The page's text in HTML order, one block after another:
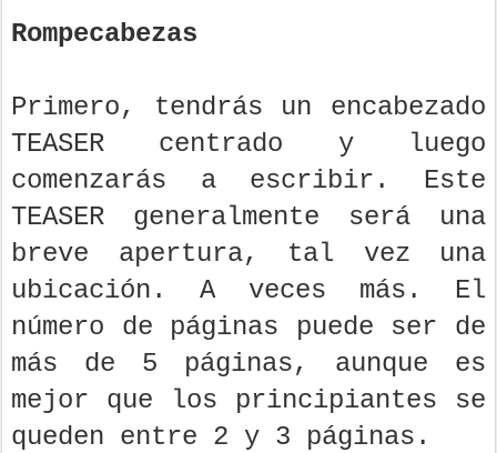
Rompecabezas
Primero, tendrás un encabezado
TEASER centrado y luego
comenzarás a escribir. Este
TEASER generalmente será una
breve apertura, tal vez una
ubicación. A veces más. El
número de páginas puede ser de
más de 5 páginas, aunque es
mejor que los principiantes se
queden entre 2 y 3 páginas.